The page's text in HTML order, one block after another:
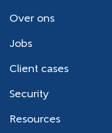
Over ons
Jobs
Client cases
Security
Resources